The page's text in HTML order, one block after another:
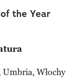
the Year
Włochy